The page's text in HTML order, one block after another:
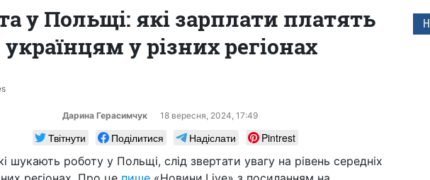
у Польщі: які зарплати платять
українцям у різних регіонах
Дарина Герасимчук 18 вересня, 2024, 17:49
Твітнути Поділитися Надіслати
Pintrest
шукають роботу у Польщі, слід звертати увагу на рівень середніх
22